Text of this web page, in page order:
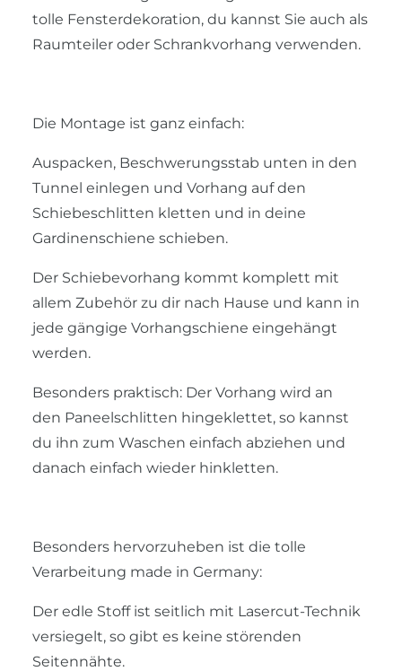
tolle Fensterdekoration, du kannst Sie auch als
Raumteiler oder Schrankvorhang verwenden.
Die Montage ist ganz einfach:
Auspacken, Beschwerungsstab unten in den
Tunnel einlegen und Vorhang auf den
Schiebeschlitten kletten und in deine
Gardinenschiene schieben.
Der Schiebevorhang kommt komplett mit
allem Zubehör zu dir nach Hause und kann in
jede gängige Vorhangschiene eingehängt
werden.
Besonders praktisch: Der Vorhang wird an
den Paneelschlitten hingeklettet, so kannst
du ihn zum Waschen einfach abziehen und
danach einfach wieder hinkletten.
Besonders hervorzuheben ist die tolle
Verarbeitung made in Germany:
Der edle Stoff ist seitlich mit Lasercut-Technik
versiegelt, so gibt es keine störenden
Seitennähte.